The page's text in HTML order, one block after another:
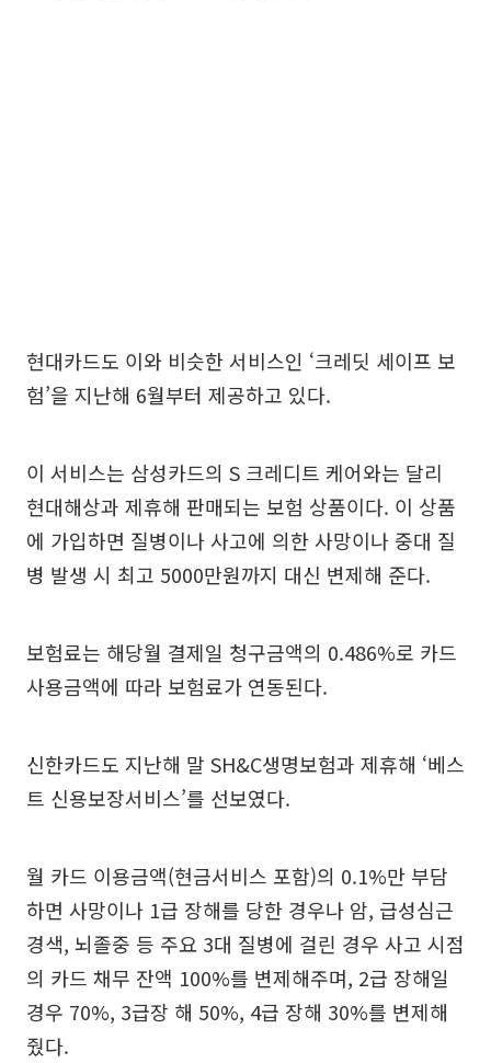
현대카드도 이와 비슷한 서비스인 ‘크레딧 세이프 보
험’을 지난해 6월부터 제공하고 있다.
이 서비스는 삼성카드의 S 크레디트 케어와는 달리
현대해상과 제휴해 판매되는 보험 상품이다. 이 상품
에 가입하면 질병이나 사고에 의한 사망이나 중대 질
병 발생 시 최고 5000만원까지 대신 변제해 준다.
보험료는 해당월 결제일 청구금액의 0.486%로 카드
사용금액에 따라 보험료가 연동된다.
신한카드도 지난해 말 SH&C생명보험과 제휴해 ‘베스
트 신용보장서비스’를 선보였다.
월 카드 이용금액(현금서비스 포함)의 0.1%만 부담
하면 사망이나 1급 장해를 당한 경우나 암, 급성심근
경색, 뇌졸중 등 주요 3대 질병에 걸린 경우 사고 시점
의 카드 채무 잔액 100%를 변제해주며, 2급 장해일
경우 70%, 3급장 해 50%, 4급 장해 30%를 변제해
줬다.